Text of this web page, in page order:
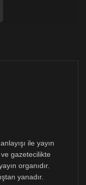
siyasal şiddet
birbirlerinin
etnik
çatışan
“ölümcül
“etnik nefret” ve
var olan
dikkat
ile yayın
gazetecilikte
organıdır.
yanadır.